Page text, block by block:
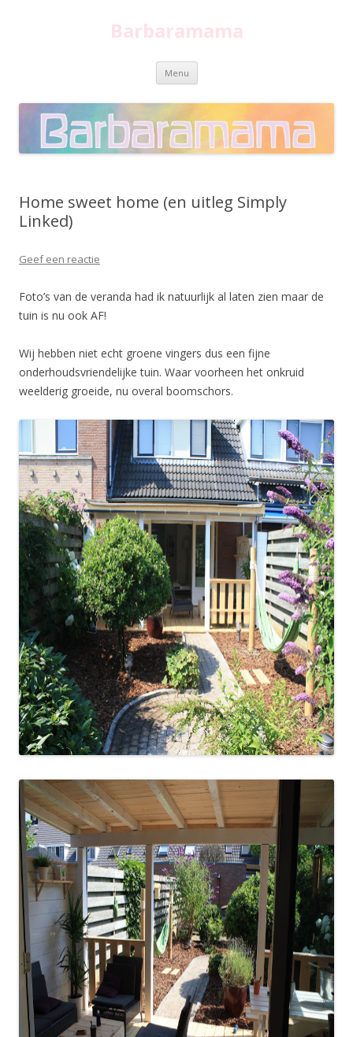
Barbaramama
Menu Spring
inhoud
Home sweet home (en uitleg Simply
Linked)
Geef een reactie
Foto’s van de veranda had ik natuurlijk al laten zien maar de
tuin is nu ook AF!
Wij hebben niet echt groene vingers dus een fijne
onderhoudsvriendelijke tuin. Waar voorheen het onkruid
weelderig groeide, nu overal boomschors.